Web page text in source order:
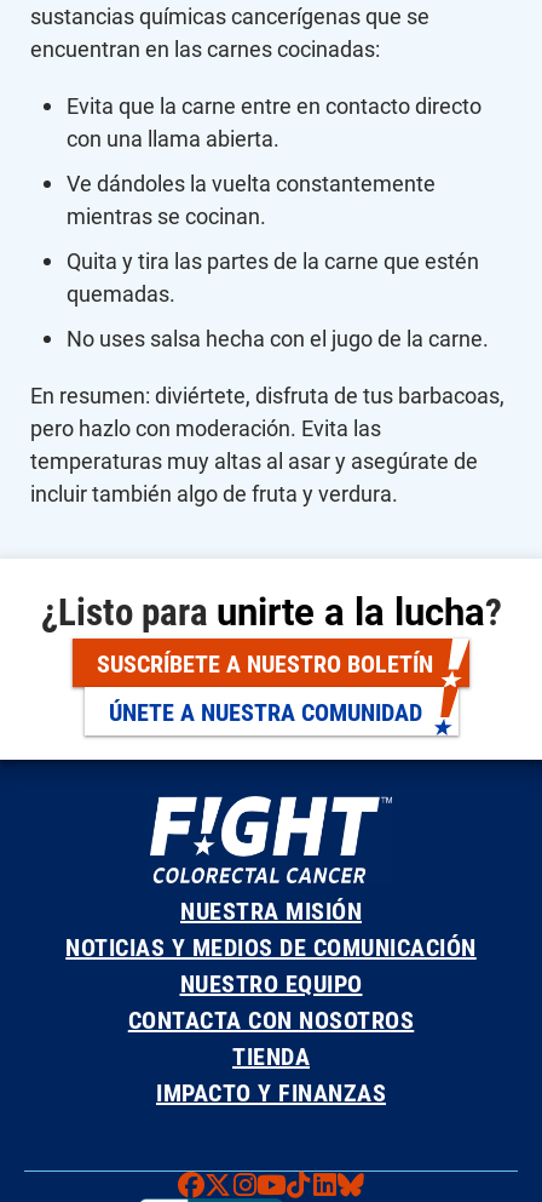
sustancias químicas cancerígenas que se
encuentran en las carnes cocinadas:
Evita que la carne entre en contacto directo
con una llama abierta.
Ve dándoles la vuelta constantemente
mientras se cocinan.
Quita y tira las partes de la carne que estén
quemadas.
No uses salsa hecha con el jugo de la carne.
En resumen: diviértete, disfruta de tus barbacoas,
pero hazlo con moderación. Evita las
temperaturas muy altas al asar y asegúrate de
incluir también algo de fruta y verdura.
¿Listo para unirte a la lucha?
SUSCRÍBETE A NUESTRO BOLETÍN
ÚNETE A NUESTRA COMUNIDAD
NUESTRA MISIÓN
NOTICIAS Y MEDIOS DE COMUNICACIÓN
NUESTRO EQUIPO
CONTACTA CON NOSOTROS
TIENDA
IMPACTO Y FINANZAS